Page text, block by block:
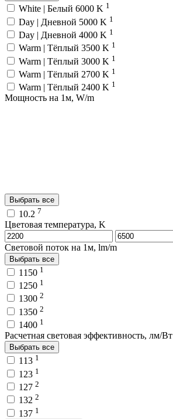
White | Белый 6000 K 1
Day | Дневной 5000 K 1
Day | Дневной 4000 K 1
Warm | Тёплый 3500 K 1
Warm | Тёплый 3000 K 1
Warm | Тёплый 2700 K 1
Warm | Тёплый 2400 K 1
Мощность на 1м, W/m
Выбрать все
10.2 7
Цветовая температура, K
Световой поток на 1м, lm/m
Выбрать все
1150 1
1250 1
1300 2
1350 2
1400 1
Расчетная световая эффективность, лм/Вт
Выбрать все
113 1
123 1
127 2
132 2
137 1